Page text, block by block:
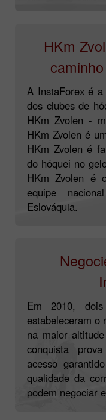
HKm
A InstaForex é
dos clubes de
HKm Zvolen -
HKm Zvolen é
HKm Zvolen é
do hóquei no
HKm Zvolen é
equipe
Eslováquia.
Em 2010, dois
estabeleceram o
na maior
conquista
acesso
qualidade da
podem negociar